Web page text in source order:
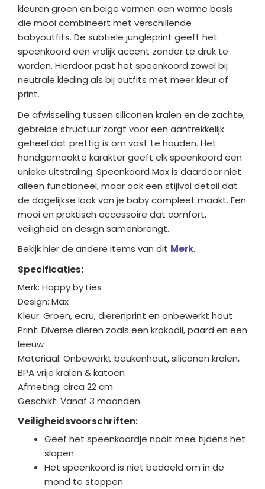
kleuren groen en beige vormen een warme basis
die mooi combineert met verschillende
babyoutfits. De subtiele jungleprint geeft het
speenkoord een vrolijk accent zonder te druk te
worden. Hierdoor past het speenkoord zowel bij
neutrale kleding als bij outfits met meer kleur of
print.
De afwisseling tussen siliconen kralen en de zachte,
gebreide structuur zorgt voor een aantrekkelijk
geheel dat prettig is om vast te houden. Het
handgemaakte karakter geeft elk speenkoord een
unieke uitstraling. Speenkoord Max is daardoor niet
alleen functioneel, maar ook een stijlvol detail dat
de dagelijkse look van je baby compleet maakt. Een
mooi en praktisch accessoire dat comfort,
veiligheid en design samenbrengt.
Bekijk hier de andere items van dit Merk.
Specificaties:
Merk: Happy by Lies
Design: Max
Kleur: Groen, ecru, dierenprint en onbewerkt hout
Print: Diverse dieren zoals een krokodil, paard en een
leeuw
Materiaal: Onbewerkt beukenhout, siliconen kralen,
BPA vrije kralen & katoen
Afmeting: circa 22 cm
Geschikt: Vanaf 3 maanden
Veiligheidsvoorschriften:
Geef het speenkoordje nooit mee tijdens het
slapen
Het speenkoord is niet bedoeld om in de
mond te stoppen